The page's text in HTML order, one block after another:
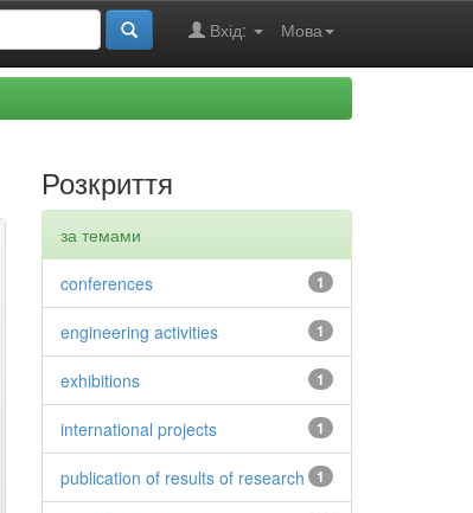
Мова
Вхід:
Розкриття
за темами
1
conferences
1
engineering activities
1
exhibitions
1
international projects
1
publication of results of research